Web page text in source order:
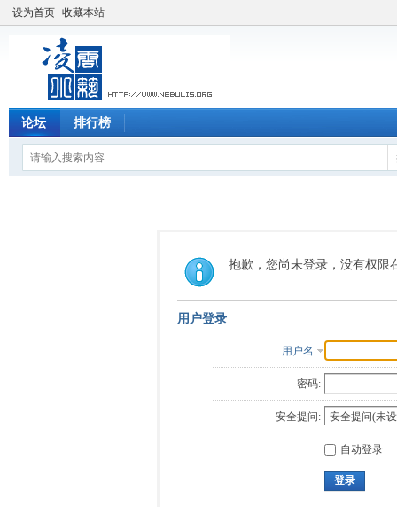
设为首页 收藏本站
论坛 排行榜
抱歉，您尚未登录，没有权限
用户登录
用户名
密码:
安全提问:
自动登录
登录